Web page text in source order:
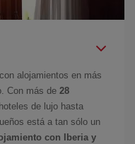
alojamientos en más
Con más de 28
de lujo hasta
está a tan sólo un
con Iberia y